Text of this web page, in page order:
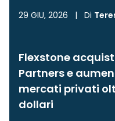
29 GIU, 2026 | Di
Flexstone
Partners e
mercati privati
dollari